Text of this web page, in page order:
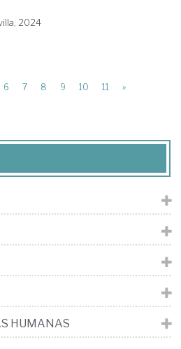
2024
6 7 8 9 10 11 »
HUMANAS